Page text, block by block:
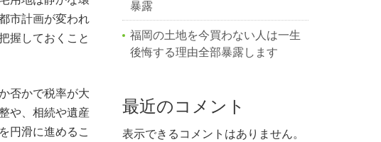
市計画が変われ
握しておくこと
否かで税率が大
や、相続や遺産
円滑に進めるこ
暴露
福岡の土地を今買わない人は一生
後悔する理由全部暴露します
最近のコメント
表示できるコメントはありません。